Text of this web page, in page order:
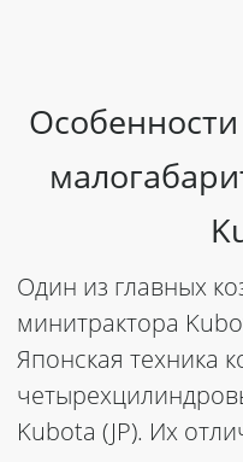
Один из главных
минитрактора
Японская техника
Kubota (JP). Их